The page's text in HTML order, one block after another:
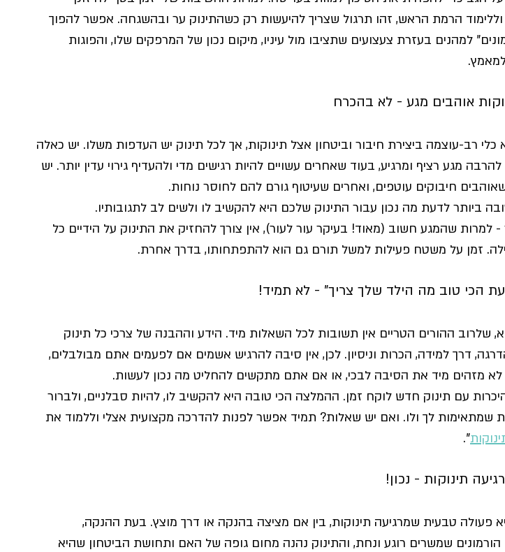
וללימוד הרמת הראש, זהו תרגול שצריך להיעשות רק כשהתינוק ער ובהשגחה. אפשר להפוך
למהנים בעזרת צעצועים שתציבו מול עיניו, מיקום נכון של המרפקים שלו, והפוגות
אוהבים מגע - לא בהכרח
כלי רב-עוצמה ביצירת חיבור וביטחון אצל תינוקות, אך לכל תינוק יש העדפות משלו. יש כאלה
מגע רציף ומרגיע, בעוד שאחרים עשויים להיות רגישים מדי ולהעדיף גירוי עדין יותר. יש
חיבוקים עוטפים, ואחרים שעיטוף גורם להם לחוסר נוחות.
ביותר לדעת מה נכון עבור התינוק שלכם היא להקשיב לו ולשים לב לתגובותיו.
- למרות שהמגע חשוב (מאוד! בעיקר עור לעור), אין צורך להחזיק את התינוק על הידיים כל
זמן על משטח פעילות למשל תורם גם הוא להתפתחותו, בדרך אחרת.
שלרוב ההורים הטריים אין תשובות לכל השאלות מיד. הידע וההבנה של צרכי כל תינוק
דרך למידה, הכרות וניסיון. לכן, אין סיבה להרגיש אשמים אם לפעמים אתם מבולבלים,
מזהים מיד את הסיבה לבכי, או אם אתם מתקשים להחליט מה נכון לעשות.
עם תינוק חדש לוקח זמן. ההמלצה הכי טובה היא להקשיב לו, להיות סבלניים, ולברור
שמתאימות לך ולו. ואם יש שאלות? תמיד אפשר לפנות להדרכה מקצועית אצלי וללמוד את
".
תינוקות - נכון!
פעולה טבעית שמרגיעה תינוקות, בין אם מציצה בהנקה או דרך מוצץ. בעת ההנקה,
שמשרים רוגע ונחת, והתינוק נהנה מחום גופה של האם ותחושת הביטחון שהיא